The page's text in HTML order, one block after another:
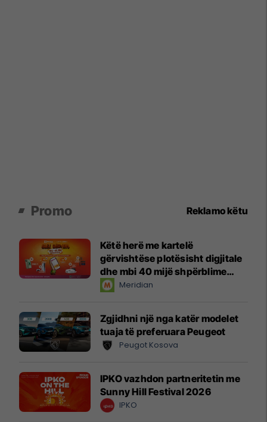
Promo Reklamo këtu
Këtë herë me kartelë
gërvishtëse plotësisht digjitale
dhe mbi 40 mijë shpërblime
instant!Meridian
Zgjidhni një nga katër modelet
tuaja të preferuara Peugeot
Peugot Kosova
IPKO vazhdon partneritetin me
Sunny Hill Festival 2026
IPKO